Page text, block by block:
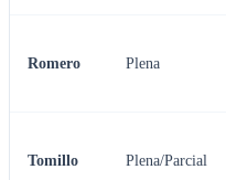
Romero Plena
Tomillo Plena/Parcial